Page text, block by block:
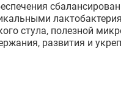
стула, полезной
развития и